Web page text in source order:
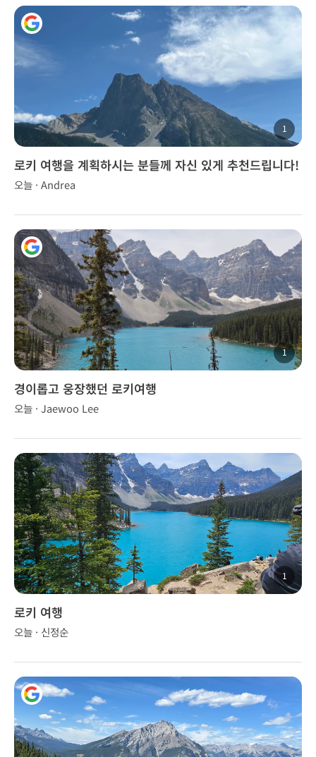
1
로키 여행을 계획하시는 분들께 자신 있게 추천드립니다!
오늘 · Andrea
1
경이롭고 웅장했던 로키여행
오늘 · Jaewoo Lee
1
로키 여행
오늘 · 신정순